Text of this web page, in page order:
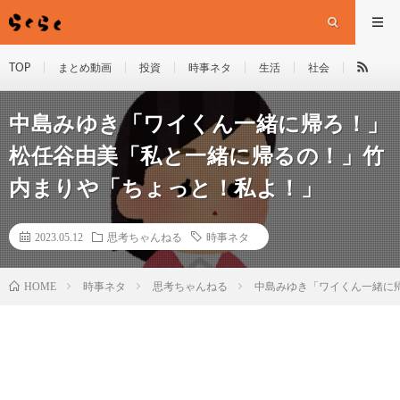
TOP まとめ動画 投資 時事ネタ 生活 社会
中島みゆき「ワイくん一緒に帰ろ！」
松任谷由美「私と一緒に帰るの！」竹
内まりや「ちょっと！私よ！」
2023.05.12 思考ちゃんねる 時事ネタ
HOME 時事ネタ 思考ちゃんねる 中島みゆき「ワイくん一緒に